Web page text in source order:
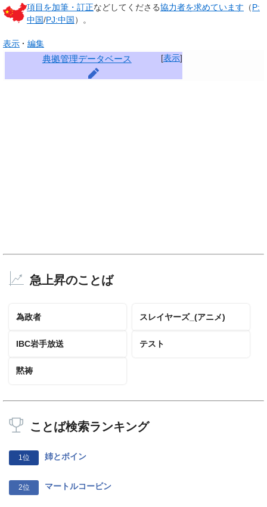
項目を加筆・訂正などしてくださる協力者を求めています （P:
中国/PJ:中国）。
表示
編集
[表示]
典拠管理データベース
急上昇のことば
為政者 スレイヤーズ_(アニメ)
IBC岩手放送 テスト
黙祷
ことば検索ランキング
1位 姉とボイン
2位 マートルコービン